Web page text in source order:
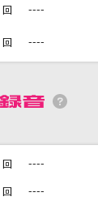
の新曲・ランキング
ケ最新情報をチェッ
オケをもっと楽しも
回 ----
回 ----
回 ----
回 ----